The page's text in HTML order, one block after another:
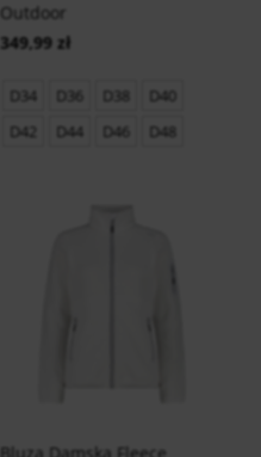
Outdoor
349,99 zł
D34 D36 D38
D40
D42
D44 D46 D48